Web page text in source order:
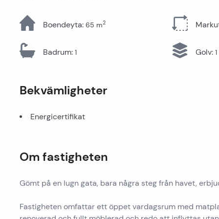
Boendeyta: 65 m2
Badrum: 1 Golv: 1
Bekvämligheter
Energicertifikat
Om fastigheten
Gömt på en lugn gata, bara några steg från havet,
Fastigheten omfattar ett öppet vardagsrum med